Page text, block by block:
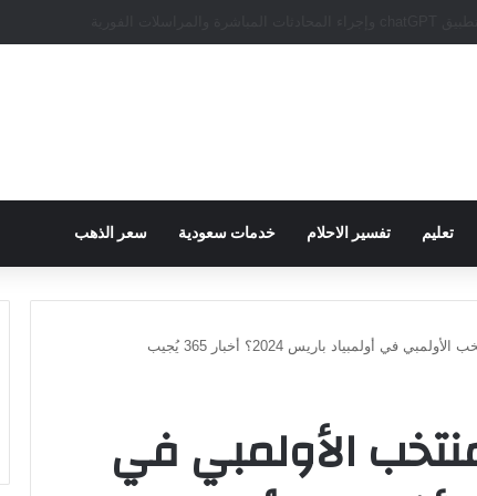
تعليم تفسير الاحلام خدمات سعودية سعر الذهب
في أولمبياد باريس 2024؟ أخبار 365 يُجيب
الأولمبي في